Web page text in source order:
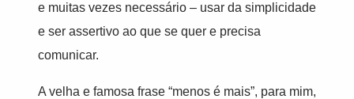
e muitas vezes necessário – usar da simplicidade
e ser assertivo ao que se quer e precisa
comunicar.
A velha e famosa frase “menos é mais”, para mim,